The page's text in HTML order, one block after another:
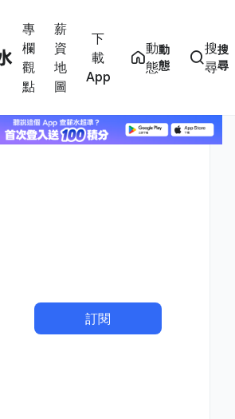
專
欄
觀
點
薪
資
地
圖
下
載
App
動
態
動
態
搜
尋
搜
尋
訂閱